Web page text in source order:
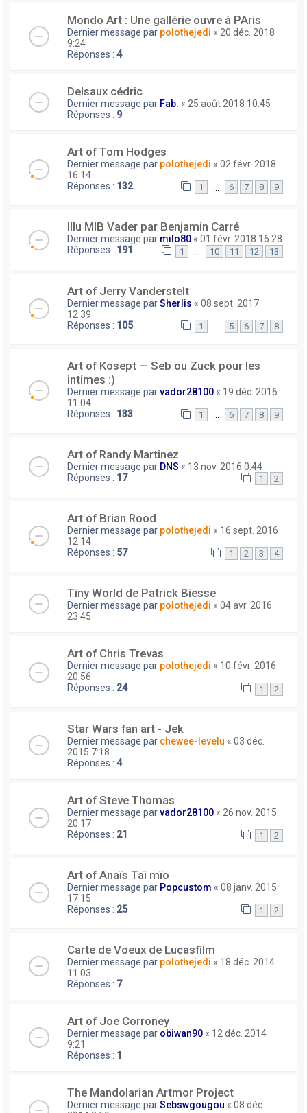
Mondo Art : Une gallérie ouvre à PAris
Dernier message par polothejedi « 20 déc. 2018
9:24
Réponses : 4
Delsaux cédric
Dernier message par Fab. « 25 août 2018 10:45
Réponses : 9
Art of Tom Hodges
Dernier message par polothejedi « 02 févr. 2018
16:14
Réponses : 132 1 6 7 8 9
Illu MIB Vader par Benjamin Carré
Dernier message par milo80 « 01 févr. 2018 16:28
Réponses : 191 1 10 11 12 13
Art of Jerry Vanderstelt
Dernier message parSherlis « 08 sept. 2017
12:39
Réponses : 105 1 5 6 7 8
Art of Kosept — Seb ou Zuck pour les
intimes :)
Dernier message parvador28100 « 19 déc. 2016
11:04
Réponses : 133 1 6 7 8 9
Art of Randy Martinez
Dernier message par DNS « 13 nov. 2016 0:44
Réponses : 17 1 2
Art of Brian Rood
Dernier message par polothejedi « 16 sept. 2016
12:14
Réponses : 57 1 2 3 4
Tiny World de Patrick Biesse
Dernier message par polothejedi « 04 avr. 2016
23:45
Art of Chris Trevas
Dernier message par polothejedi « 10 févr. 2016
20:56
Réponses : 24 1 2
Star Wars fan art - Jek
Dernier message par chewee-levelu « 03 déc.
2015 7:18
Réponses : 4
Art of Steve Thomas
Dernier message parvador28100 « 26 nov. 2015
20:17
Réponses : 21 1 2
Art of Anaïs Taï mïo
Dernier message par Popcustom « 08 janv. 2015
17:15
Réponses : 25 1 2
Carte de Voeux de Lucasfilm
Dernier message par polothejedi « 18 déc. 2014
11:03
Réponses : 7
Art of Joe Corroney
Dernier message par obiwan90 « 12 déc. 2014
9:21
Réponses : 1
The Mandolarian Artmor Project
Dernier message parSebswgougou « 08 déc.